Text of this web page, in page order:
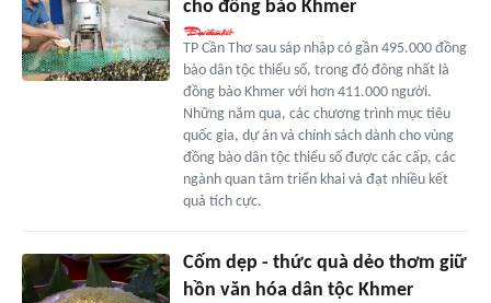
cho đồng bào Khmer
TP Cần Thơ sau sáp nhập có gần 495.000 đồng
bào dân tộc thiểu số, trong đó đông nhất là
đồng bào Khmer với hơn 411.000 người.
Những năm qua, các chương trình mục tiêu
quốc gia, dự án và chính sách dành cho vùng
đồng bào dân tộc thiểu số được các cấp, các
ngành quan tâm triển khai và đạt nhiều kết
quả tích cực.
Cốm dẹp - thức quà dẻo thơm giữ
hồn văn hóa dân tộc Khmer